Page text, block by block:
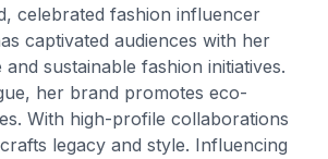
celebrated fashion influencer
captivated audiences with her
sustainable fashion initiatives.
her brand promotes eco-
With high-profile collaborations
legacy and style. Influencing